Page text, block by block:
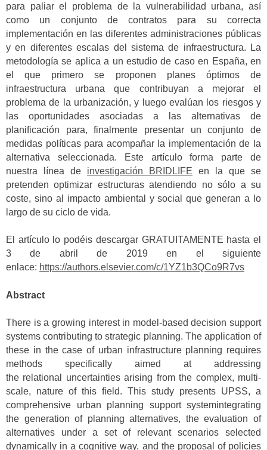
para paliar el problema de la vulnerabilidad urbana, así
como un conjunto de contratos para su correcta
implementación en las diferentes administraciones públicas
y en diferentes escalas del sistema de infraestructura. La
metodología se aplica a un estudio de caso en España, en
el que primero se proponen planes óptimos de
infraestructura urbana que contribuyan a mejorar el
problema de la urbanización, y luego evalúan los riesgos y
las oportunidades asociadas a las alternativas de
planificación para, finalmente presentar un conjunto de
medidas políticas para acompañar la implementación de la
alternativa seleccionada. Este artículo forma parte de
nuestra línea de investigación BRIDLIFE en la que se
pretenden optimizar estructuras atendiendo no sólo a su
coste, sino al impacto ambiental y social que generan a lo
largo de su ciclo de vida.
El artículo lo podéis descargar GRATUITAMENTE hasta el
3 de abril de 2019 en el siguiente
enlace: https://authors.elsevier.com/c/1YZ1b3QCo9R7vs
Abstract
There is a growing interest in model-based decision support
systems contributing to strategic planning. The application of
these in the case of urban infrastructure planning requires
methods specifically aimed at addressing
the relational uncertainties arising from the complex, multi-
scale, nature of this field. This study presents UPSS, a
comprehensive urban planning support systemintegrating
the generation of planning alternatives, the evaluation of
alternatives under a set of relevant scenarios selected
dynamically in a cognitive way, and the proposal of policies